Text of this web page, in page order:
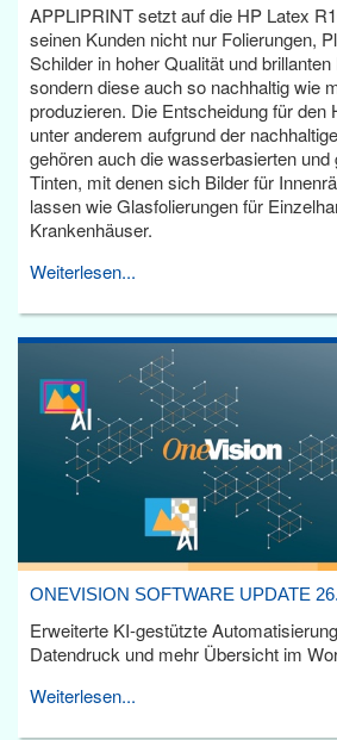
APPLIPRINT setzt auf die HP Latex
seinen Kunden nicht nur Folierungen,
Schilder in hoher Qualität und
sondern diese auch so nachhaltig wie
produzieren. Die Entscheidung für den
unter anderem aufgrund der
gehören auch die wasserbasierten
Tinten, mit denen sich Bilder für
lassen wie Glasfolierungen für
Krankenhäuser.
Weiterlesen...
ONEVISION SOFTWARE UPDATE
Erweiterte KI-gestützte
Datendruck und mehr Übersicht im
Weiterlesen...